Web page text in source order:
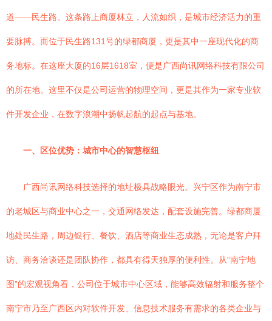
道——民生路。这条路上商厦林立，人流如织，是城市经济活力的重
要脉搏。而位于民生路131号的绿都商厦，更是其中一座现代化的商
务地标。在这座大厦的16层1618室，便是广西尚讯网络科技有限公司
的所在地。这里不仅是公司运营的物理空间，更是其作为一家专业软
件开发企业，在数字浪潮中扬帆起航的起点与基地。
一、区位优势：城市中心的智慧枢纽
广西尚讯网络科技选择的地址极具战略眼光。兴宁区作为南宁市
的老城区与商业中心之一，交通网络发达，配套设施完善。绿都商厦
地处民生路，周边银行、餐饮、酒店等商业生态成熟，无论是客户拜
访、商务洽谈还是团队协作，都具有得天独厚的便利性。从“南宁地
图”的宏观视角看，公司位于城市中心区域，能够高效辐射和服务整个
南宁市乃至广西区内对软件开发、信息技术服务有需求的各类企业与